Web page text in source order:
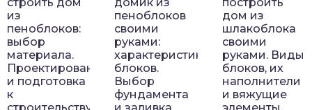
из
пеноблоков:
выбор
материала.
Проектирование
и подготовка
к
пеноблоков
своими
руками:
характеристики
блоков.
Выбор
фундамента
дом из
шлакоблока
своими
руками. Виды
блоков, их
наполнители
и вяжущие